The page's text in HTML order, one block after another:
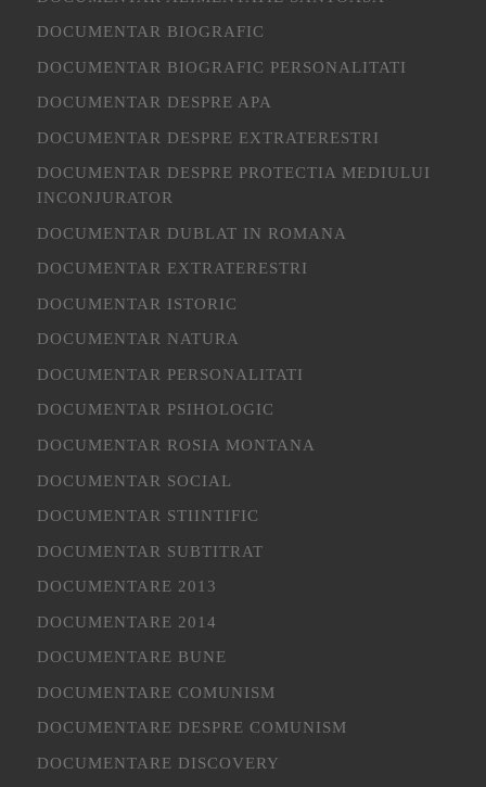
DOCUMENTAR BIOGRAFIC
DOCUMENTAR BIOGRAFIC PERSONALITATI
DOCUMENTAR DESPRE APA
DOCUMENTAR DESPRE EXTRATERESTRI
DOCUMENTAR DESPRE PROTECTIA MEDIULUI
INCONJURATOR
DOCUMENTAR DUBLAT IN ROMANA
DOCUMENTAR EXTRATERESTRI
DOCUMENTAR ISTORIC
DOCUMENTAR NATURA
DOCUMENTAR PERSONALITATI
DOCUMENTAR PSIHOLOGIC
DOCUMENTAR ROSIA MONTANA
DOCUMENTAR SOCIAL
DOCUMENTAR STIINTIFIC
DOCUMENTAR SUBTITRAT
DOCUMENTARE 2013
DOCUMENTARE 2014
DOCUMENTARE BUNE
DOCUMENTARE COMUNISM
DOCUMENTARE DESPRE COMUNISM
DOCUMENTARE DISCOVERY